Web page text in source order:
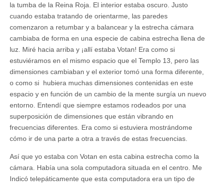
la tumba de la Reina Roja. El interior estaba oscuro. Justo
cuando estaba tratando de orientarme, las paredes
comenzaron a retumbar y a balancear y la estrecha cámara
cambiaba de forma en una especie de cabina estrecha llena de
luz. Miré hacia arriba y ¡allí estaba Votan! Era como si
estuviéramos en el mismo espacio que el Templo 13, pero las
dimensiones cambiaban y el exterior tomó una forma diferente,
o como si hubiera muchas dimensiones contenidas en este
espacio y en función de un cambio de la mente surgía un nuevo
entorno. Entendí que siempre estamos rodeados por una
superposición de dimensiones que están vibrando en
frecuencias diferentes. Era como si estuviera mostrándome
cómo ir de una parte a otra a través de estas frecuencias.
Así que yo estaba con Votan en esta cabina estrecha como la
cámara. Había una sola computadora situada en el centro. Me
Indicó telepáticamente que esta computadora era un tipo de